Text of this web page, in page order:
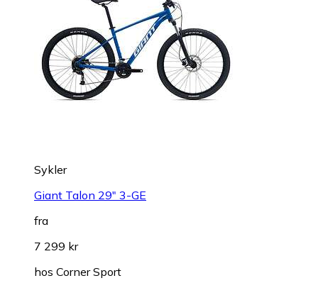
Sykler
Giant Talon 29" 3-GE
fra
7 299 kr
hos Corner Sport